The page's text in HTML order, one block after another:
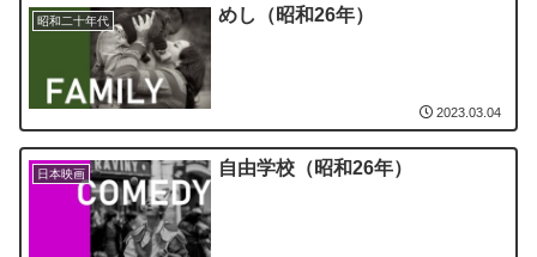
昭和二十年代 めし（昭和26年）
2023.03.04
日本映画 自由学校（昭和26年）